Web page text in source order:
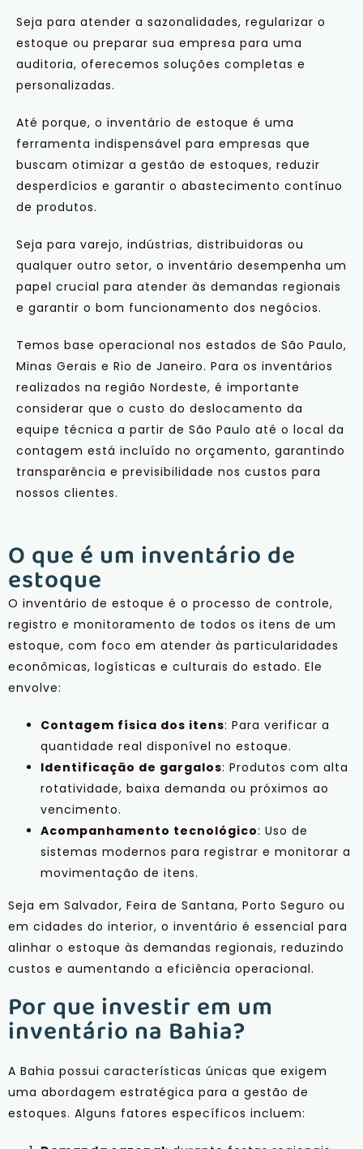
Seja para atender a sazonalidades, regularizar o
estoque ou preparar sua empresa para uma
auditoria, oferecemos soluções completas e
personalizadas.
Até porque, o inventário de estoque é uma
ferramenta indispensável para empresas que
buscam otimizar a gestão de estoques, reduzir
desperdícios e garantir o abastecimento contínuo
de produtos.
Seja para varejo, indústrias, distribuidoras ou
qualquer outro setor, o inventário desempenha um
papel crucial para atender às demandas regionais
e garantir o bom funcionamento dos negócios.
Temos base operacional nos estados de São Paulo,
Minas Gerais e Rio de Janeiro. Para os inventários
realizados na região Nordeste, é importante
considerar que o custo do deslocamento da
equipe técnica a partir de São Paulo até o local da
contagem está incluído no orçamento, garantindo
transparência e previsibilidade nos custos para
nossos clientes.
O que é um inventário de
estoque
O inventário de estoque é o processo de controle,
registro e monitoramento de todos os itens de um
estoque, com foco em atender às particularidades
econômicas, logísticas e culturais do estado. Ele
envolve:
Contagem física dos itens: Para verificar a
quantidade real disponível no estoque.
Identificação de gargalos: Produtos com alta
rotatividade, baixa demanda ou próximos ao
vencimento.
Acompanhamento tecnológico: Uso de
sistemas modernos para registrar e monitorar a
movimentação de itens.
Seja em Salvador, Feira de Santana, Porto Seguro ou
em cidades do interior, o inventário é essencial para
alinhar o estoque às demandas regionais, reduzindo
custos e aumentando a eficiência operacional.
Por que investir em um
inventário na Bahia?
A Bahia possui características únicas que exigem
uma abordagem estratégica para a gestão de
estoques. Alguns fatores específicos incluem: